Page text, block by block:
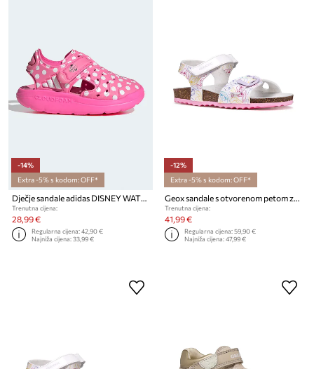
-14%
Extra -5% s kodom: OFF*
Dječje sandale adidas DISNEY WATER SANDAL MINNIE
Trenutna cijena:
28,99 €
Regularna cijena:42,90 €
Najniža cijena:33,99 €
-12%
Extra -5% s kodom: OFF*
Geox sandale s otvorenom petom za djecu ADRIEL x Lilo & Stitch
Trenutna cijena:
41,99 €
Regularna cijena:59,90 €
Najniža cijena:47,99 €